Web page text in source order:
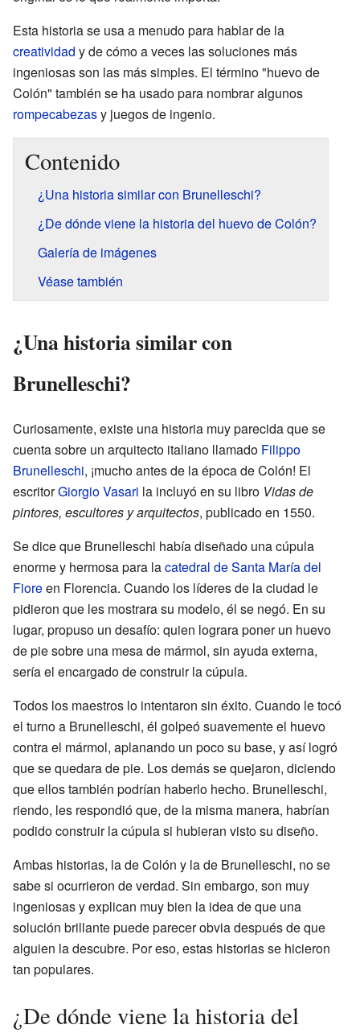
Esta historia se usa a menudo para hablar de la
creatividad y de cómo a veces las soluciones más
ingeniosas son las más simples. El término "huevo de
Colón" también se ha usado para nombrar algunos
rompecabezasy juegos de ingenio.
Contenido
¿Una historia similar con Brunelleschi?
¿De dónde viene la historia del huevo de Colón?
Galería de imágenes
Véase también
¿Una historia similar con
Brunelleschi?
Curiosamente, existe una historia muy parecida que se
cuenta sobre un arquitecto italiano llamado Filippo
Brunelleschi, ¡mucho antes de la época de Colón! El
escritorGiorgio Vasari la incluyó en su libro Vidas de
pintores, escultores y arquitectos, publicado en 1550.
Se dice que Brunelleschi había diseñado una cúpula
enorme y hermosa para lacatedral de Santa María del
Fioreen Florencia. Cuando los líderes de la ciudad le
pidieron que les mostrara su modelo, él se negó. En su
lugar, propuso un desafío: quien lograra poner un huevo
de pie sobre una mesa de mármol, sin ayuda externa,
sería el encargado de construir la cúpula.
Todos los maestros lo intentaron sin éxito. Cuando le tocó
el turno a Brunelleschi, él golpeó suavemente el huevo
contra el mármol, aplanando un poco su base, y así logró
que se quedara de pie. Los demás se quejaron, diciendo
que ellos también podrían haberlo hecho. Brunelleschi,
riendo, les respondió que, de la misma manera, habrían
podido construir la cúpula si hubieran visto su diseño.
Ambas historias, la de Colón y la de Brunelleschi, no se
sabe si ocurrieron de verdad. Sin embargo, son muy
ingeniosas y explican muy bien la idea de que una
solución brillante puede parecer obvia después de que
alguien la descubre. Por eso, estas historias se hicieron
tan populares.
¿De dónde viene la historia del